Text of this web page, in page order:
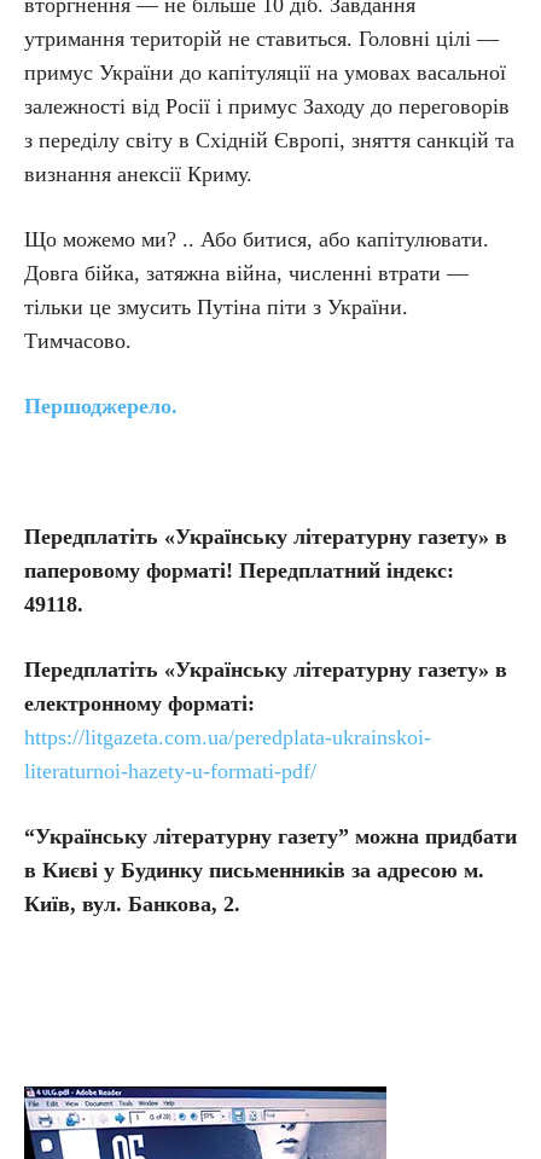
вторгнення — не більше 10 діб. Завдання
утримання територій не ставиться. Головні цілі —
примус України до капітуляції на умовах васальної
залежності від Росії і примус Заходу до переговорів
з переділу світу в Східній Європі, зняття санкцій та
визнання анексії Криму.
Що можемо ми? .. Або битися, або капітулювати.
Довга бійка, затяжна війна, численні втрати —
тільки це змусить Путіна піти з України.
Тимчасово.
Першоджерело.
Передплатіть «Українську літературну газету» в
паперовому форматі! Передплатний індекс:
49118.
Передплатіть «Українську літературну газету» в
електронному форматі:
https://litgazeta.com.ua/peredplata-ukrainskoi-
literaturnoi-hazety-u-formati-pdf/
“Українську літературну газету” можна придбати
в Києві у Будинку письменників за адресою м.
Київ, вул. Банкова, 2.